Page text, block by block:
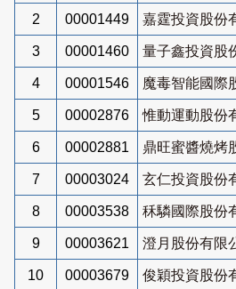
2 00001449 嘉霆投資股份
3 00001460 量子鑫投資股
4 00001546 魔毒智能國際
5 00002876 惟動運動股份
6 00002881 鼎旺蜜醬燒烤
7 00003024 玄仁投資股份
8 00003538 秝驎國際股份
9 00003621 澄月股份有限
10 00003679 俊穎投資股份